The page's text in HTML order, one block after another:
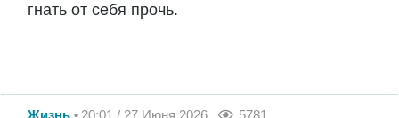
гнать от себя прочь.